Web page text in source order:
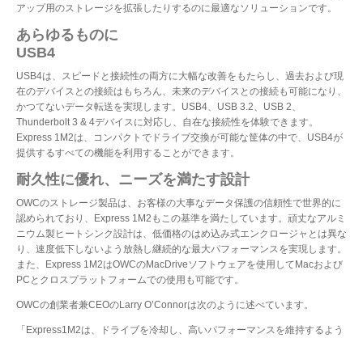
アップ用のストレージを拡張したりするのに最適なソリューションです。
あらゆるものに
USB4は、スピードと接続性の両方に大幅な改善をもたらし、過去および現
在のデバイスとの接続はもちろん、未来のデバイスとの接続も可能になり、
かつてないデータ転送を実現します。USB4、USB 3.2、USB 2、
Thunderbolt 3 & 4デバイスに対応し、自在な接続性を体験できます。
Express 1M2は、コンパクトでドライブ交換が可能な筐体の中で、USB4が
提供するすべての機能を利用することができます。
耐久性に優れ、ニーズを満たす設計
OWCのストレージ製品は、お客様の大事なデータ保護の信頼性で世界的に
認められており、Express 1M2もこの基準を満たしています。頑丈なアルミ
ニウム製ヒートシンク設計は、低価格のはめ込み式エンクロージャとは異な
り、速度低下しないよう放熱し継続的な最大パフォーマンスを実現します。
また、Express 1M2はOWCのMacDriveソフトウェアを使用してMacおよび
PCとクロスプラットフォームでの使用も可能です。
OWCの創業者兼CEOのLarry O’Connorは次のように述べています。
「Express1M2は、ドライブを冷却し、高いパフォーマンスを維持するよう